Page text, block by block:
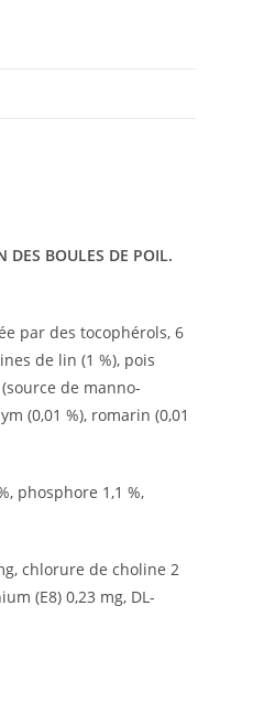
DES BOULES DE POIL.
par des tocophérols, 6
de lin (1 %), pois
de manno-
(0,01 %), romarin (0,01
phosphore 1,1 %,
chlorure de choline 2
(E8) 0,23 mg, DL-